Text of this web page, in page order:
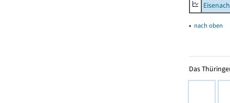
▴ nach oben
Das